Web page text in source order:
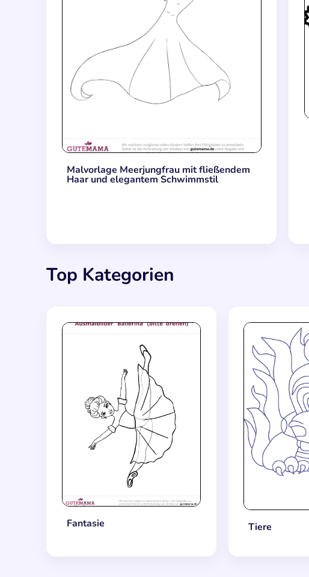
Malvorlage Meerjungfrau mit fließendem
Haar und elegantem Schwimmstil
Top Kategorien
Fantasie Tiere